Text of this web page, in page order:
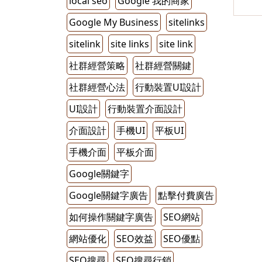
Google My Business
sitelinks
sitelink
site links
site link
社群經營策略
社群經營關鍵
社群經營心法
行動裝置UI設計
UI設計
行動裝置介面設計
介面設計
手機UI
平板UI
手機介面
平板介面
Google關鍵字
Google關鍵字廣告
點擊付費廣告
如何操作關鍵字廣告
SEO網站
網站優化
SEO效益
SEO優點